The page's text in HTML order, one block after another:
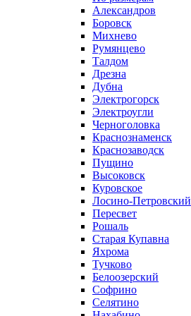
Александров
Боровск
Михнево
Румянцево
Талдом
Дрезна
Дубна
Электрогорск
Электроугли
Черноголовка
Краснознаменск
Краснозаводск
Пущино
Высоковск
Куровское
Лосино-Петровский
Пересвет
Рошаль
Старая Купавна
Яхрома
Тучково
Белоозерский
Софрино
Селятино